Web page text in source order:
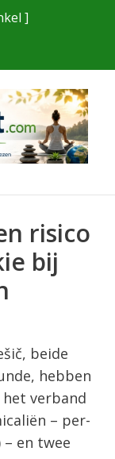
]
risico
bij
beide
hebben
verband
– per-
– en twee